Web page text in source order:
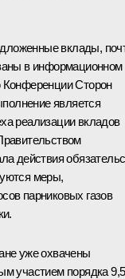
вклады,
в информационном
Сторон
является
реализации вкладов
действия
меры,
парниковых газов
уже охвачены
участием порядка